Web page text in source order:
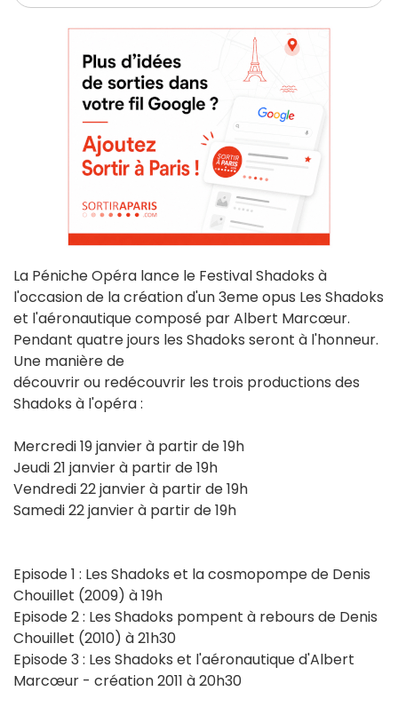
La Péniche Opéra lance le Festival Shadoks à
l'occasion de la création d'un 3eme opus Les Shadoks
et l'aéronautique composé par Albert Marcœur.
Pendant quatre jours les Shadoks seront à l'honneur.
Une manière de
découvrir ou redécouvrir les trois productions des
Shadoks à l'opéra :
Mercredi 19 janvier à partir de 19h
Jeudi 21 janvier à partir de 19h
Vendredi 22 janvier à partir de 19h
Samedi 22 janvier à partir de 19h
Episode 1 : Les Shadoks et la cosmopompe de Denis
Chouillet (2009) à 19h
Episode 2 : Les Shadoks pompent à rebours de Denis
Chouillet (2010) à 21h30
Episode 3 : Les Shadoks et l'aéronautique d'Albert
Marcœur - création 2011 à 20h30